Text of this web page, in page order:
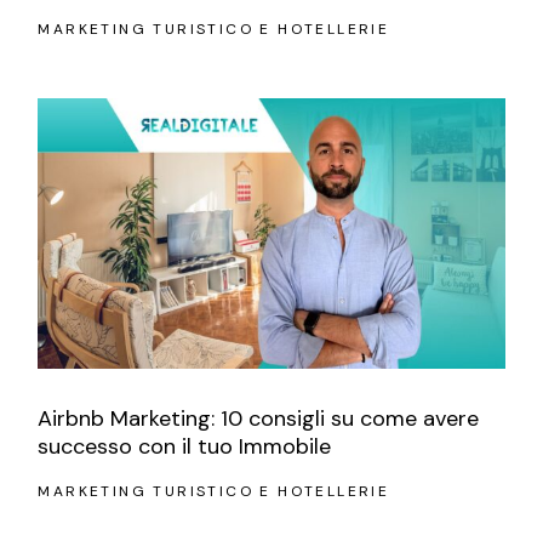
MARKETING TURISTICO E HOTELLERIE
Airbnb Marketing: 10 consigli su come avere
successo con il tuo Immobile
MARKETING TURISTICO E HOTELLERIE